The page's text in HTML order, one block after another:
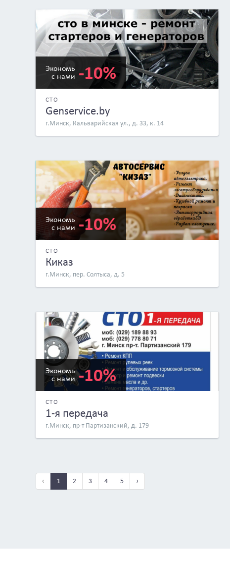
Экономь
с нами -10%
СТО
Genservice.by
г.Минск, Кальварийская ул., д. 33, к. 14
Экономь
с нами -10%
СТО
Киказ
г.Минск, пер. Солтыса, д. 5
Экономь
с нами -10%
СТО
1-я передача
г.Минск, пр-т Партизанский, д. 179
‹ 1 2 3 4 5 ›